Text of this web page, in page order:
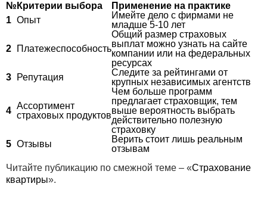
№ Критерии выбора
Применение на практике
1 Опыт
Имейте дело с фирмами не
младше 5-10 лет
2 Платежеспособность
Общий размер страховых
выплат можно узнать на сайте
компании или на федеральных
ресурсах
3
Репутация
Следите за рейтингами от
крупных независимых агентств
4 Ассортимент
страховых продуктов
Чем больше программ
предлагает страховщик, тем
выше вероятность выбрать
действительно полезную
страховку
5 Отзывы
Верить стоит лишь реальным
отзывам
Читайте публикацию по смежной теме – «Страхование
квартиры».